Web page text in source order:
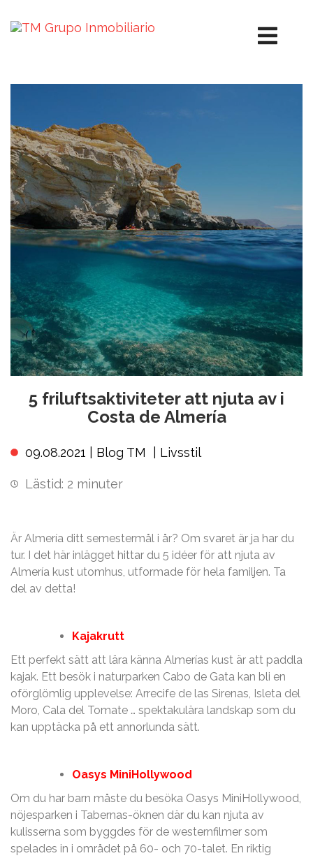
5 friluftsaktiviteter att njuta av i
Costa de Almería
09.08.2021 | Blog TM Livsstil
Lästid: 2 minuter
Är Almería ditt semestermål i år? Om svaret är ja har du
tur. I det här inlägget hittar du 5 idéer för att njuta av
Almería kust utomhus, utformade för hela familjen. Ta
del av detta!
Kajakrutt
Ett perfekt sätt att lära känna Almerías kust är att paddla
kajak. Ett besök i naturparken Cabo de Gata kan bli en
oförglömlig upplevelse: Arrecife de las Sirenas, Isleta del
Moro, Cala del Tomate … spektakulära landskap som du
kan upptäcka på ett annorlunda sätt.
Oasys MiniHollywood
Om du har barn måste du besöka Oasys MiniHollywood,
nöjesparken i Tabernas-öknen där du kan njuta av
kulisserna som byggdes för de westernfilmer som
spelades in i området på 60- och 70-talet. En riktig